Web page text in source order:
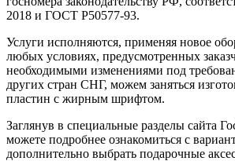
2018 и ГОСТ Р50577-93.
Услуги исполняются, применяя новое
любых условиях, предусмотренных
необходимыми изменениями под
других стран СНГ, можем заняться
пластин с жирным шрифтом.
Заглянув в специальные разделы сайта
можете подробнее ознакомиться с
дополнительно выбрать подарочные